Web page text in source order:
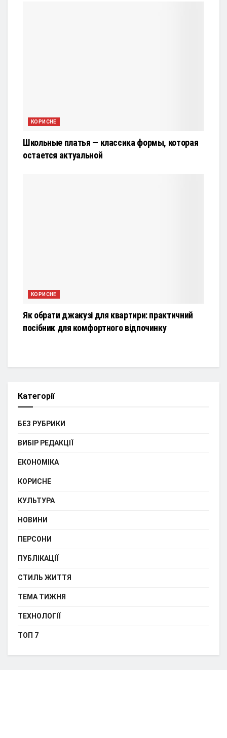
КОРИСНЕ
Школьные платья — классика формы, которая
остается актуальной
КОРИСНЕ
Як обрати джакузі для квартири: практичний
посібник для комфортного відпочинку
Категорії
БЕЗ РУБРИКИ
ВИБІР РЕДАКЦІЇ
ЕКОНОМІКА
КОРИСНЕ
КУЛЬТУРА
НОВИНИ
ПЕРСОНИ
ПУБЛІКАЦІЇ
СТИЛЬ ЖИТТЯ
ТЕМА ТИЖНЯ
ТЕХНОЛОГІЇ
ТОП 7